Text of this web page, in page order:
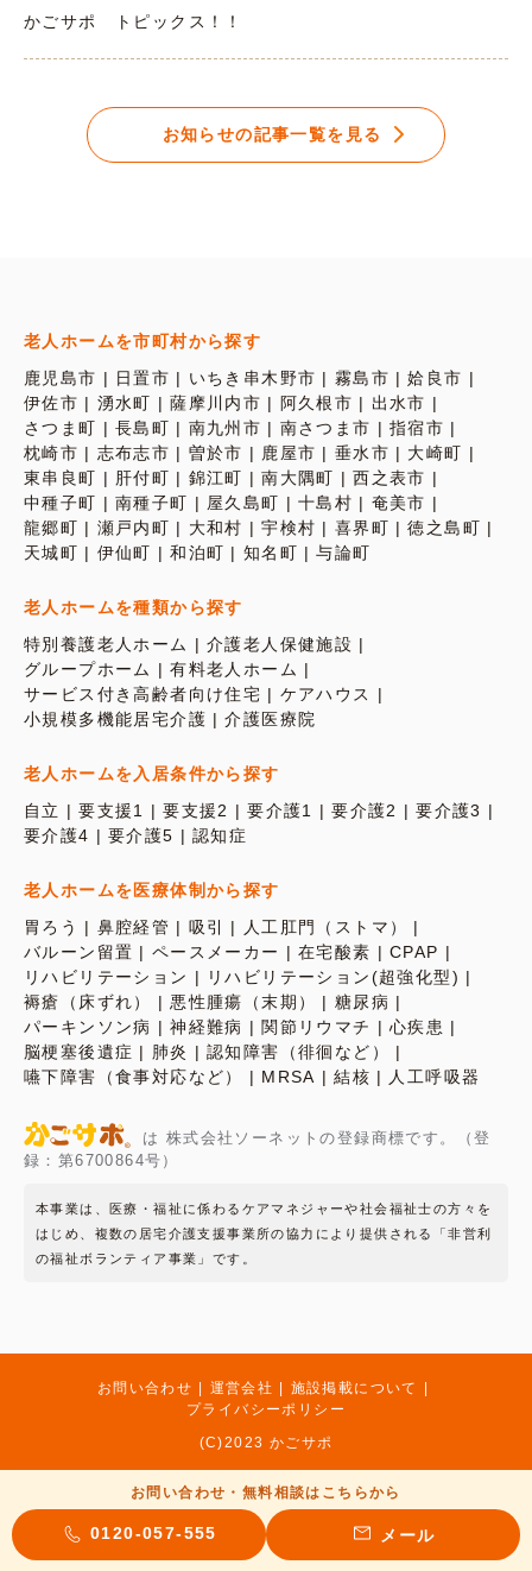
かごサポ トピックス！！
お知らせの記事一覧を見る
老人ホームを市町村から探す
鹿児島市
日置市 いちき串木野市 霧島市
姶良市
伊佐市
湧水町 薩摩川内市 阿久根市
出水市
さつま町
長島町 南九州市 南さつま市
指宿市
枕崎市
志布志市 曽於市 鹿屋市 垂水市
大崎町
東串良町
肝付町 錦江町 南大隅町
西之表市
中種子町
南種子町 屋久島町 十島村
奄美市
龍郷町
瀬戸内町 大和村 宇検村 喜界町
徳之島町
天城町
伊仙町 和泊町 知名町 与論町
老人ホームを種類から探す
特別養護老人ホーム
介護老人保健施設
グループホーム
有料老人ホーム
サービス付き高齢者向け住宅
ケアハウス
小規模多機能居宅介護
介護医療院
老人ホームを入居条件から探す
自立
要支援1 要支援2 要介護1 要介護2
要介護3
要介護4
要介護5 認知症
老人ホームを医療体制から探す
胃ろう
鼻腔経管 吸引
人工肛門（ストマ）
バルーン留置
ペースメーカー 在宅酸素
CPAP
リハビリテーション
リハビリテーション(超強化型)
褥瘡（床ずれ）
悪性腫瘍（末期）
糖尿病
パーキンソン病
神経難病 関節リウマチ
心疾患
脳梗塞後遺症
肺炎
認知障害（徘徊など）
嚥下障害（食事対応など）
MRSA 結核 人工呼吸器
は 株式会社ソーネットの登録商標です。（登
録：第6700864号）
本事業は、医療・福祉に係わるケアマネジャーや社会福祉士の方々を
はじめ、複数の居宅介護支援事業所の協力により提供される「非営利
の福祉ボランティア事業」です。
お問い合わせ 運営会社
施設掲載について
プライバシーポリシー
(C)2023 かごサポ
お問い合わせ・無料相談はこちらから
0120-057-555 メール